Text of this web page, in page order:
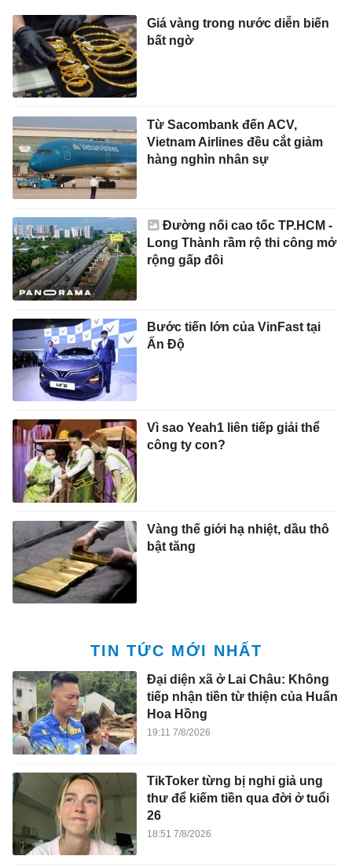
Giá vàng trong nước diễn biến
bất ngờ
Từ Sacombank đến ACV,
Vietnam Airlines đều cắt giảm
hàng nghìn nhân sự
Đường nối cao tốc TP.HCM -
Long Thành rầm rộ thi công mở
rộng gấp đôi
Bước tiến lớn của VinFast tại
Ấn Độ
Vì sao Yeah1 liên tiếp giải thể
công ty con?
Vàng thế giới hạ nhiệt, dầu thô
bật tăng
TIN TỨC MỚI NHẤT
Đại diện xã ở Lai Châu: Không
tiếp nhận tiền từ thiện của Huấn
Hoa Hồng
19:11 7/8/2026
TikToker từng bị nghi giả ung
thư để kiếm tiền qua đời ở tuổi
26
18:51 7/8/2026